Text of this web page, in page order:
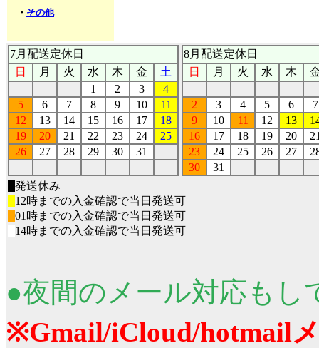
・ その他
7月配送定休日
日
月 火 水 木 金
土
1
2 3
4
5
6 7 8 9 10
11
12
13 14 15 16 17
18
19
20 21 22 23 24
25
26
27 28 29 30 31
8月配送定休日
日
月 火 水 木
2 3 4 5 6
7
9
10 11 12 13
16
17 18 19 20
23
24 25 26 27
30
31
発送休み
12時までの入金確認で当日発送可
01時までの入金確認で当日発送可
14時までの入金確認で当日発送可
●夜間のメール対応もし
※Gmail/iCloud/hotmail